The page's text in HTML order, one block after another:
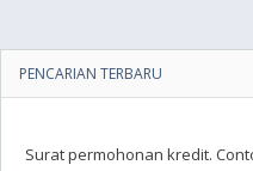
PENCARIAN TERBARU
Surat permohonan kredit.